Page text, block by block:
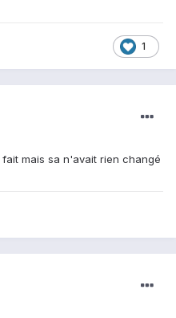
1
mais sa n'avait rien changé